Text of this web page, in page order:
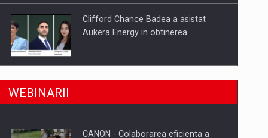
compania intr-o tranzactie de peste 25…
Clifford Chance Badea a asistat
Aukera Energy in obtinerea…
SAPTE PERSONALITATI DIN MEDIUL
WEBINARII
CANON - Colaborarea eficienta a